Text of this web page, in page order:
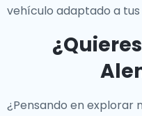
vehículo adaptado a tus
¿Pensando en explorar